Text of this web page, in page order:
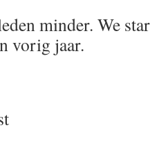
minder. We
vorig jaar.